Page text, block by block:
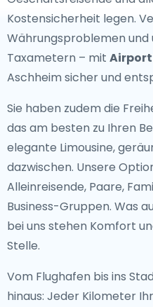
Kostensicherheit legen.
Währungsproblemen und
Taxametern – mit
Aschheim sicher und
Sie haben zudem die
das am besten zu Ihren
elegante Limousine,
dazwischen. Unsere
Alleinreisende, Paare,
Business-Gruppen. Was
bei uns stehen Komfort
Stelle.
Vom Flughafen bis ins
hinaus: Jeder Kilometer